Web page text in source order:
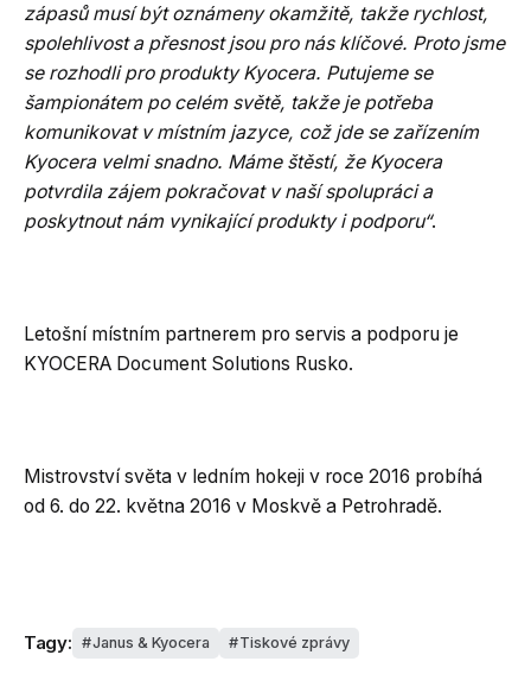
zápasů musí být oznámeny okamžitě, takže rychlost,
spolehlivost a přesnost jsou pro nás klíčové. Proto jsme
se rozhodli pro produkty Kyocera. Putujeme se
šampionátem po celém světě, takže je potřeba
komunikovat v místním jazyce, což jde se zařízením
Kyocera velmi snadno. Máme štěstí, že Kyocera
potvrdila zájem pokračovat v naší spolupráci a
poskytnout nám vynikající produkty i podporu“.
Letošní místním partnerem pro servis a podporu je
KYOCERA Document Solutions Rusko.
Mistrovství světa v ledním hokeji v roce 2016 probíhá
od 6. do 22. května 2016 v Moskvě a Petrohradě.
Tagy: Janus & Kyocera Tiskové zprávy